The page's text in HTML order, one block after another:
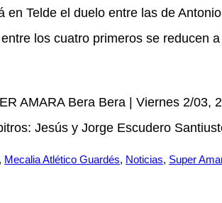
Telde el duelo entre las de
los cuatro primeros se reducen
AMARA Bera Bera | Viernes 2/03,
Jesús y Jorge Escudero
, Mecalia Atlético Guardés, Noticias, Super